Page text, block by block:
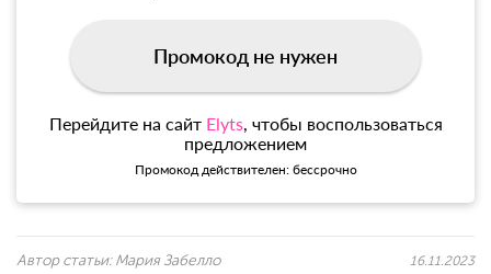
Промокод не нужен
Перейдите на сайт Elyts, чтобы воспользоваться
предложением
Промокод действителен: бессрочно
Автор статьи: Мария Забелло
16.11.2023